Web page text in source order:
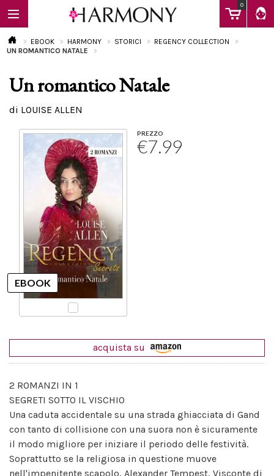
0
EBOOK
Calendario
EBOOK HARMONY STORICI
REGENCY COLLECTION
UN ROMANTICO NATALE
Un romantico Natale
di LOUISE ALLEN
PREZZO
€7.99
acquista su
2 ROMANZI IN 1
SEGRETI SOTTO IL VISCHIO
Una caduta accidentale su una strada ghiacciata di Gand
con tanto di collisione con una suora non è sicuramente
il modo migliore per iniziare il periodo delle festività.
Soprattutto se la religiosa in questione muove
nell'impenitente scapolo, Alexander Tempest, Visconte di